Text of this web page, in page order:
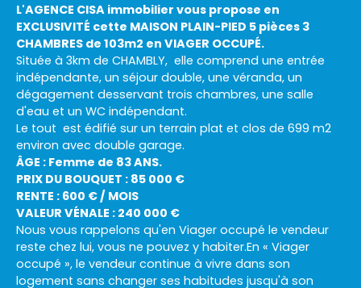
L'AGENCE CISA immobilier vous propose en
EXCLUSIVITÉ cette MAISON PLAIN-PIED 5 pièces 3
CHAMBRES de 103m2 en VIAGER OCCUPÉ.
Située à 3km de CHAMBLY, elle comprend une entrée
indépendante, un séjour double, une véranda, un
dégagement desservant trois chambres, une salle
d'eau et un WC indépendant.
Le tout est édifié sur un terrain plat et clos de 699 m2
environ avec double garage.
ÂGE : Femme de 83 ANS.
PRIX DU BOUQUET : 85 000 €
RENTE : 600 € / MOIS
VALEUR VÉNALE : 240 000 €
Nous vous rappelons qu'en Viager occupé le vendeur
reste chez lui, vous ne pouvez y habiter.En « Viager
occupé », le vendeur continue à vivre dans son
logement sans changer ses habitudes jusqu'à son